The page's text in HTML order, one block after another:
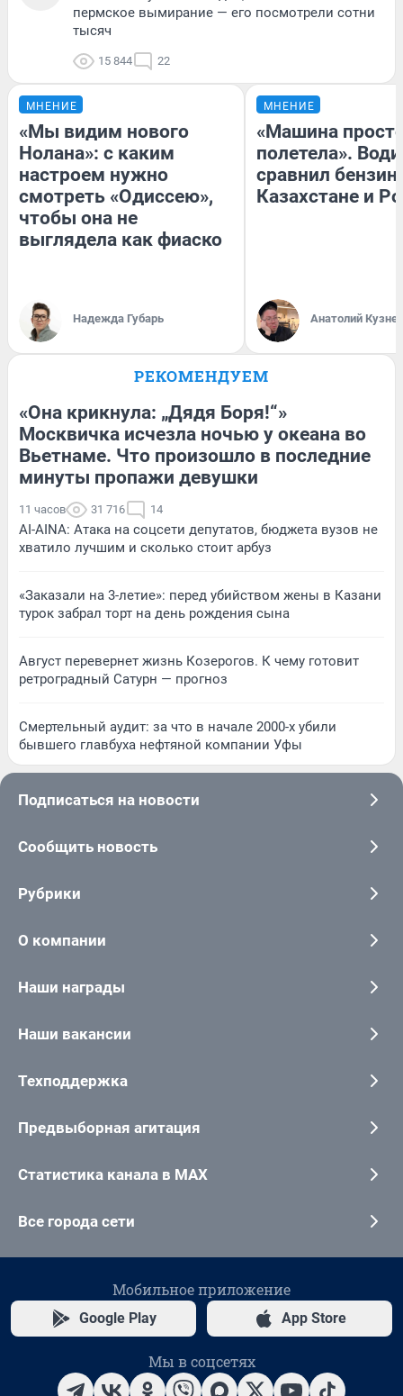
пермское вымирание — его посмотрели сотни
тысяч
15 844 22
МНЕНИЕ
«Мы видим нового
Нолана»: с каким
настроем нужно
смотреть «Одиссею»,
чтобы она не
выглядела как фиаско
Надежда Губарь
МНЕНИЕ
«Машина
полетела».
сравнил бензин
Казахстане и
Анатолий
РЕКОМЕНДУЕМ
«Она крикнула: „Дядя Боря!“»
Москвичка исчезла ночью у океана во
Вьетнаме. Что произошло в последние
минуты пропажи девушки
11 часов 31 716 14
AI-AINA: Атака на соцсети депутатов, бюджета вузов не
хватило лучшим и сколько стоит арбуз
«Заказали на 3-летие»: перед убийством жены в Казани
турок забрал торт на день рождения сына
Август перевернет жизнь Козерогов. К чему готовит
ретроградный Сатурн — прогноз
Смертельный аудит: за что в начале 2000-х убили
бывшего главбуха нефтяной компании Уфы
Подписаться на новости
Сообщить новость
Рубрики
О компании
Наши награды
Наши вакансии
Техподдержка
Предвыборная агитация
Статистика канала в MAX
Все города сети
Мобильное приложение
Google Play App Store
Мы в соцсетях